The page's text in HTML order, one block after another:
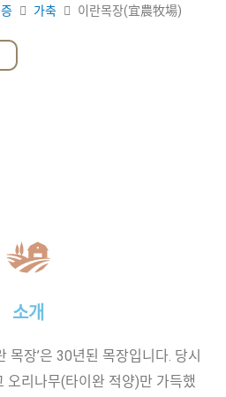
가축 이란목장(宜農牧場)
소개
목장’은 30년된 목장입니다. 당시
오리나무(타이완 적양)만 가득했